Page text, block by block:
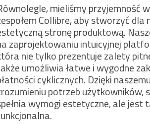
mieliśmy przyjemność
Collibre, aby stworzyć dla
stronę produktową.
zaprojektowaniu intuicyjnej
nie tylko prezentuje zalety
umożliwia łatwe i wygodne
cyklicznych. Dzięki
potrzeb użytkowników,
wymogi estetyczne, ale jest